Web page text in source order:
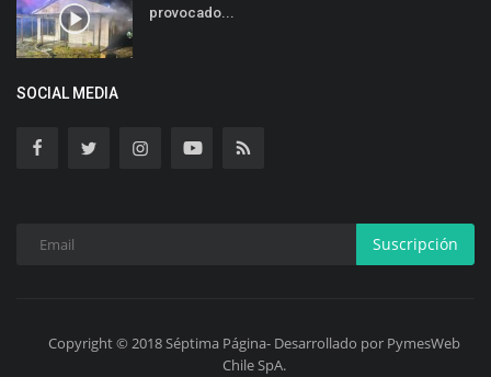
provocado...
SOCIAL MEDIA
Suscripción
Copyright © 2018 Séptima Página- Desarrollado por PymesWeb
Chile SpA.